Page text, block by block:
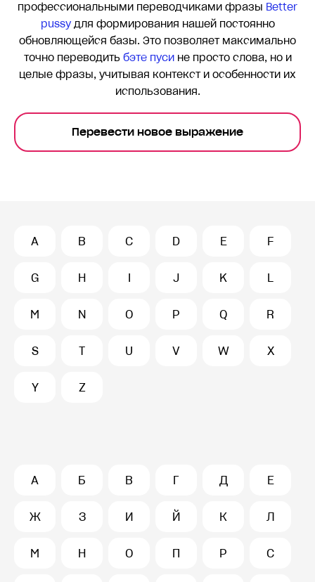
профессиональными переводчиками фразы Better
pussyдля формирования нашей постоянно
обновляющейся базы. Это позволяет максимально
точно переводить бэте пусине просто слова, но и
целые фразы, учитывая контекст и особенности их
использования.
Перевести новое выражение
A B C D E F
G H I J K L
M N O P Q R
S T U V W X
Y Z
А Б В Г Д Е
Ж З И Й К Л
М Н О П Р С